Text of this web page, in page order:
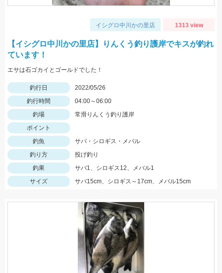
イシグロ中川かの里店 1313 view
【イシグロ中川かの里店】りんくう釣り護岸でキスが釣れ
ています！
エサは石ゴカイとゴールドでした！
釣行日
2022/05/26
釣行時間
04:00～06:00
釣場
常滑りんくう釣り護岸
ポイント
釣魚
サバ・シロギス・メバル
釣り方
投げ釣り
釣果
サバ1、シロギス12、メバル1
サイズ
サバ15cm、シロギス～17cm、メバル15cm